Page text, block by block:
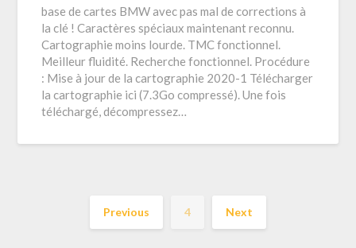
base de cartes BMW avec pas mal de corrections à
la clé ! Caractères spéciaux maintenant reconnu.
Cartographie moins lourde. TMC fonctionnel.
Meilleur fluidité. Recherche fonctionnel. Procédure
: Mise à jour de la cartographie 2020-1 Télécharger
la cartographie ici (7.3Go compressé). Une fois
téléchargé, décompressez…
Previous 4 Next